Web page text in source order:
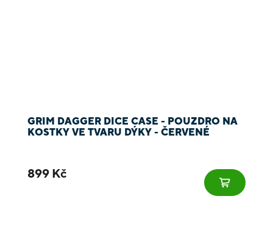
GRIM DAGGER DICE CASE - POUZDRO NA
KOSTKY VE TVARU DÝKY - ČERVENÉ
899 Kč